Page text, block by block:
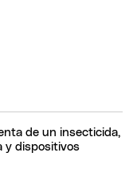
de un insecticida,
y dispositivos